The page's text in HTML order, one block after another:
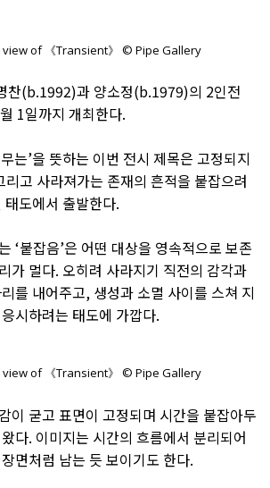
of 《Transient》 © Pipe Gallery
찬(b.1992)과 양소정(b.1979)의 2인전
1일까지 개최한다.
는’을 뜻하는 이번 전시 제목은 고정되지
고 사라져가는 존재의 흔적을 붙잡으려
도에서 출발한다.
‘붙잡음’은 어떤 대상을 영속적으로 보존
가 멀다. 오히려 사라지기 직전의 감각과
를 내어주고, 생성과 소멸 사이를 스쳐 지
시하려는 태도에 가깝다.
of 《Transient》 © Pipe Gallery
이 굳고 표면이 고정되며 시간을 붙잡아두
다. 이미지는 시간의 흐름에서 분리되어
면처럼 남는 듯 보이기도 한다.